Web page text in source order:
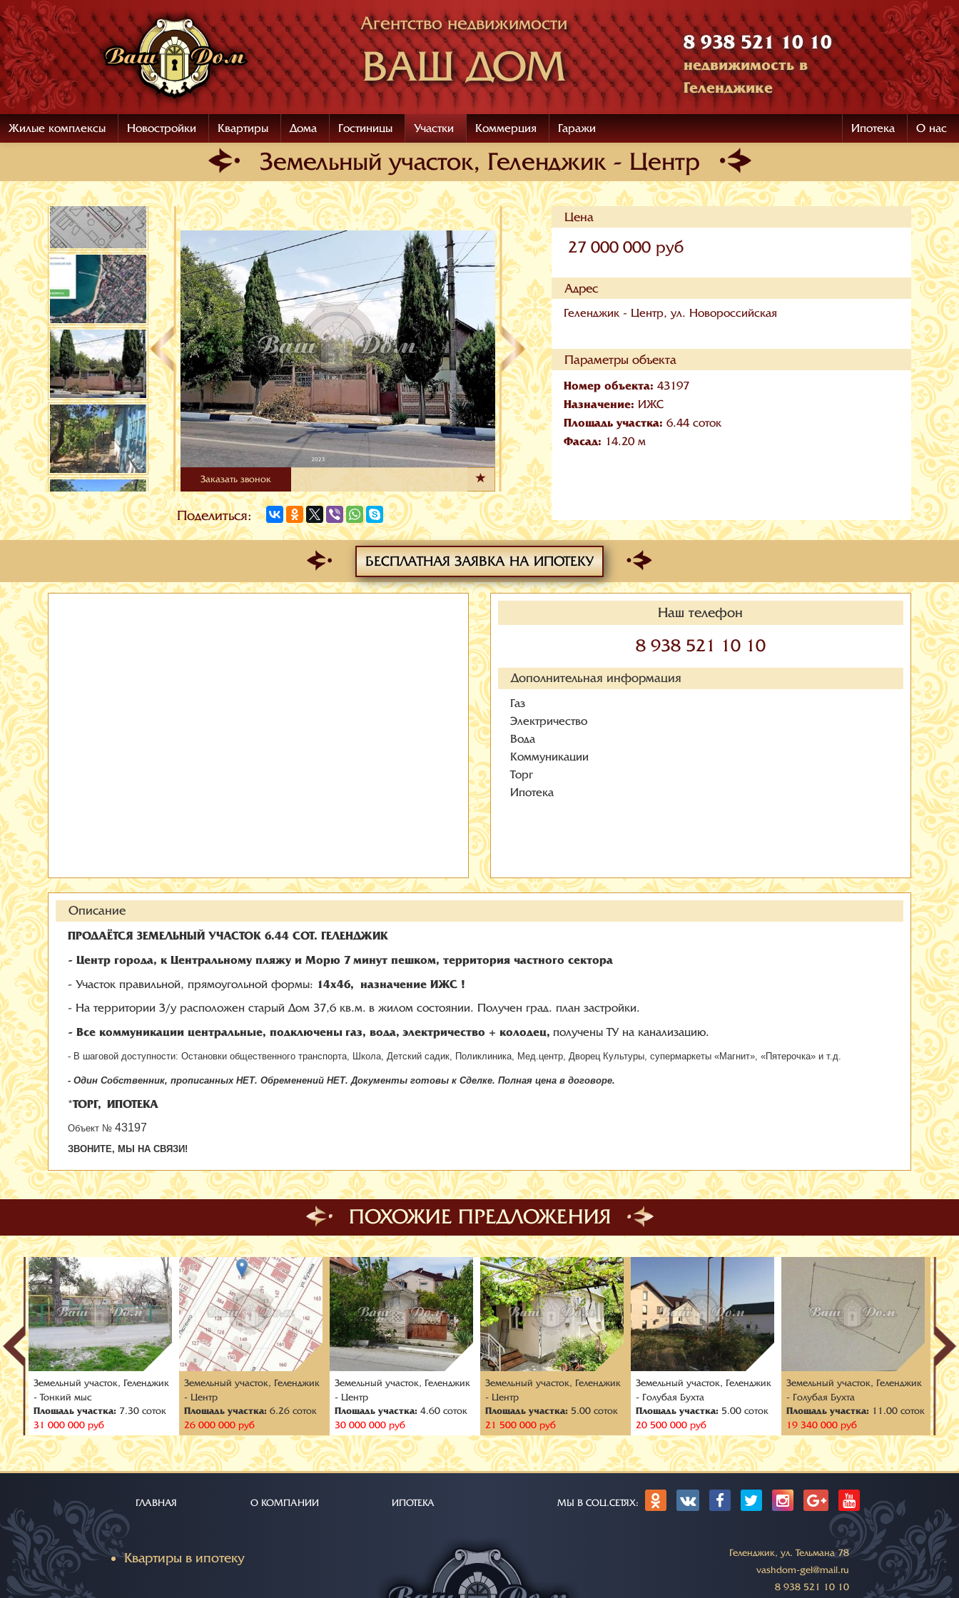
Агентство недвижимости
ВАШ ДОМ
8 938 521 10 10
недвижимость в
Геленджике
Жилые комплексы Новостройки Квартиры Дома Гостиницы Участки Коммерция Гаражи О нас
Ипотека
Земельный участок, Геленджик - Центр
Заказать звонок
Поделиться:
Цена
27 000 000 руб
Адрес
Геленджик - Центр, ул. Новороссийская
Параметры объекта
Номер объекта: 43197
Назначение: ИЖС
Площадь участка: 6.44 соток
Фасад: 14.20 м
БЕСПЛАТНАЯ ЗАЯВКА НА ИПОТЕКУ
Наш телефон
8 938 521 10 10
Дополнительная информация
Газ
Электричество
Вода
Коммуникации
Торг
Ипотека
Описание
ПРОДАЁТСЯ ЗЕМЕЛЬНЫЙ УЧАСТОК 6.44 СОТ. ГЕЛЕНДЖИК
- Центр города, к Центральному пляжу и Морю 7 минут пешком, территория частного сектора
- Участок правильной, прямоугольной формы: 14х46, назначение ИЖС !
- На территории З/у расположен старый Дом 37,6 кв.м. в жилом состоянии. Получен град. план застройки.
- Все коммуникации центральные, подключены газ, вода, электричество + колодец, получены ТУ на канализацию.
- В шаговой доступности: Остановки общественного транспорта, Школа, Детский садик, Поликлиника, Мед.центр, Дворец Культуры, супермаркеты «Магнит», «Пятерочка» и т.д.
- Один Собственник, прописанных НЕТ. Обременений НЕТ. Документы готовы к Сделке. Полная цена в договоре.
*ТОРГ, ИПОТЕКА
Объект № 43197
ЗВОНИТЕ, МЫ НА СВЯЗИ!
ПОХОЖИЕ ПРЕДЛОЖЕНИЯ
Земельный участок, Геленджик
- Тонкий мыс
Площадь участка: 7.30 соток
31 000 000 руб
Земельный участок, Геленджик
- Центр
Площадь участка:6.26 соток
26 000 000 руб
Земельный участок, Геленджик
- Центр
Площадь участка:4.60 соток
30 000 000 руб
Земельный участок, Геленджик
- Центр
Площадь участка: 5.00 соток
21 500 000 руб
Земельный участок, Геленджик
- Голубая Бухта
Площадь участка: 5.00 соток
20 500 000 руб
Земельный участок, Геленджик
- Голубая Бухта
Площадь участка: 11.00 соток
19 340 000 руб
-
35
ГЛАВНАЯ О КОМПАНИИ ИПОТЕКА МЫ В СОЦ.СЕТЯХ:
Квартиры в ипотеку
Геленджик, ул. Тельмана 78
vashdom-gel@mail.ru
8 938 521 10 10